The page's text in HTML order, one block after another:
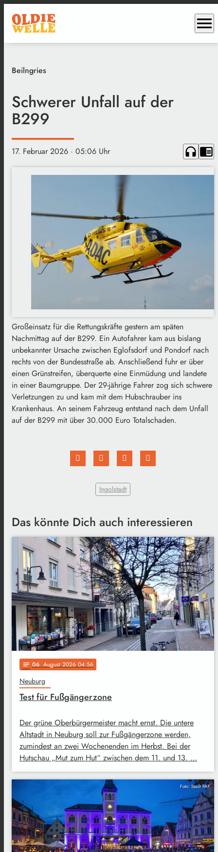
menu
Beilngries
Schwerer Unfall auf der
B299
17. Februar 2026 · 05:06 Uhr headphones chrome_reader_mode
Großeinsatz für die Rettungskräfte gestern am späten
Nachmittag auf der B299. Ein Autofahrer kam aus bislang
unbekannter Ursache zwischen Eglofsdorf und Pondorf nach
rechts von der Bundesstraße ab. Anschließend fuhr er über
einen Grünstreifen, überquerte eine Einmüdung und landete
in einer Baumgruppe. Der 29-jährige Fahrer zog sich schwere
Verletzungen zu und kam mit dem Hubschrauber ins
Krankenhaus. An seinem Fahrzeug entstand nach dem Unfall
auf der B299 mit über 30.000 Euro Totalschaden.
Ingolstadt
Das könnte Dich auch interessieren
notes 06. August 2026 04:56
Neuburg
Test für Fußgängerzone
Der grüne Oberbürgermeister macht ernst. Die untere
Altstadt in Neuburg soll zur Fußgängerzone werden,
zumindest an zwei Wochenenden im Herbst. Bei der
Hutschau „Mut zum Hut“ zwischen dem 11. und 13. …
Foto: Stadt PAF